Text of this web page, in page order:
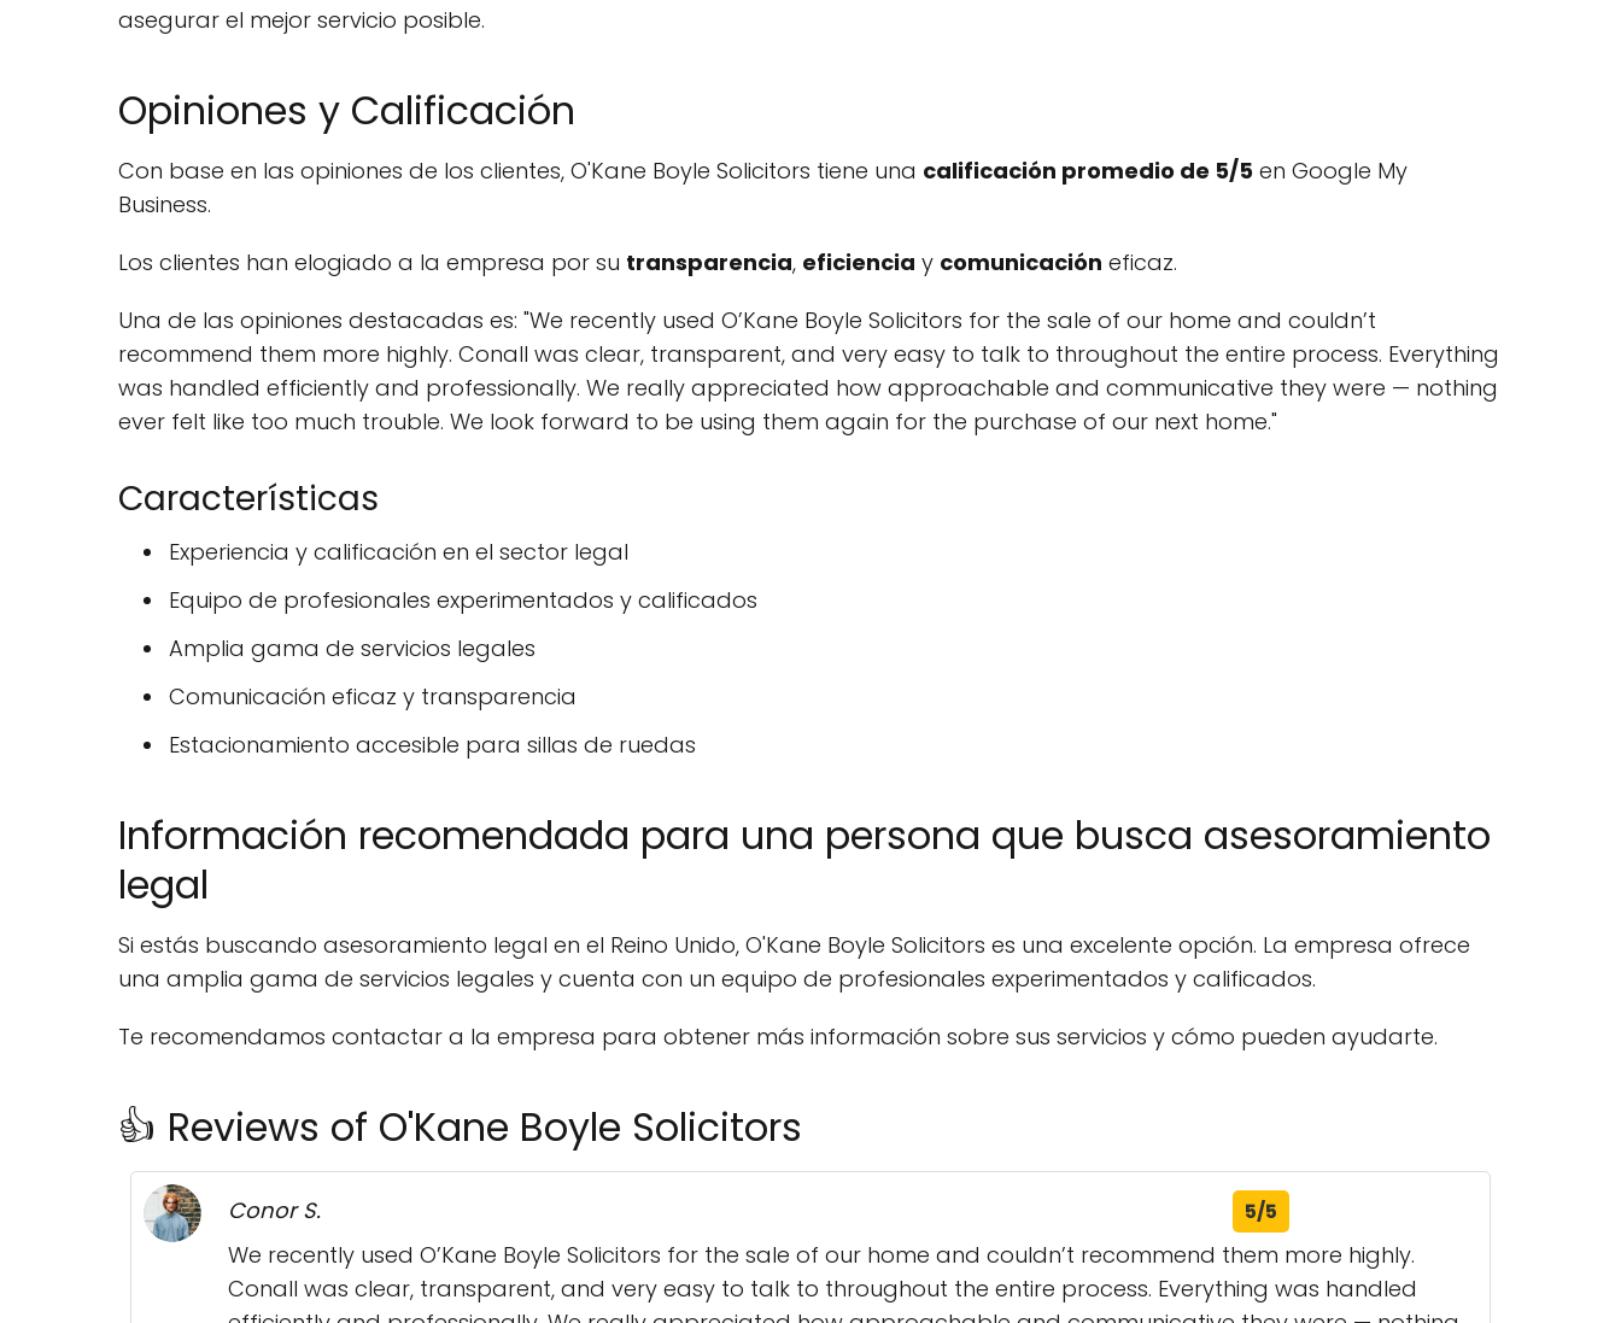
asegurar el mejor servicio posible.
Opiniones y Calificación
Con base en las opiniones de los clientes, O'Kane Boyle Solicitors tiene una calificación promedio de 5/5 en Google My
Business.
Los clientes han elogiado a la empresa por su transparencia, eficiencia y comunicación eficaz.
Una de las opiniones destacadas es: "We recently used O’Kane Boyle Solicitors for the sale of our home and couldn’t
recommend them more highly. Conall was clear, transparent, and very easy to talk to throughout the entire process. Everything
was handled efficiently and professionally. We really appreciated how approachable and communicative they were — nothing
ever felt like too much trouble. We look forward to be using them again for the purchase of our next home."
Características
Experiencia y calificación en el sector legal
Equipo de profesionales experimentados y calificados
Amplia gama de servicios legales
Comunicación eficaz y transparencia
Estacionamiento accesible para sillas de ruedas
Información recomendada para una persona que busca asesoramiento
legal
Si estás buscando asesoramiento legal en el Reino Unido, O'Kane Boyle Solicitors es una excelente opción. La empresa ofrece
una amplia gama de servicios legales y cuenta con un equipo de profesionales experimentados y calificados.
Te recomendamos contactar a la empresa para obtener más información sobre sus servicios y cómo pueden ayudarte.
👍 Reviews of O'Kane Boyle Solicitors
Conor S. 5/5
We recently used O’Kane Boyle Solicitors for the sale of our home and couldn’t recommend them more highly.
Conall was clear, transparent, and very easy to talk to throughout the entire process. Everything was handled